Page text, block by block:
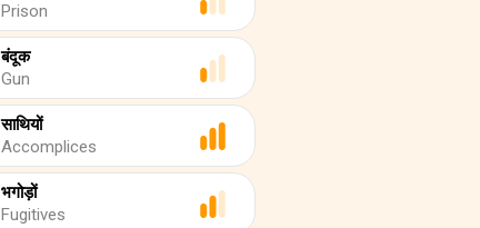
Prison
बंदूक
Gun
साथियों
Accomplices
भगोड़ों
Fugitives